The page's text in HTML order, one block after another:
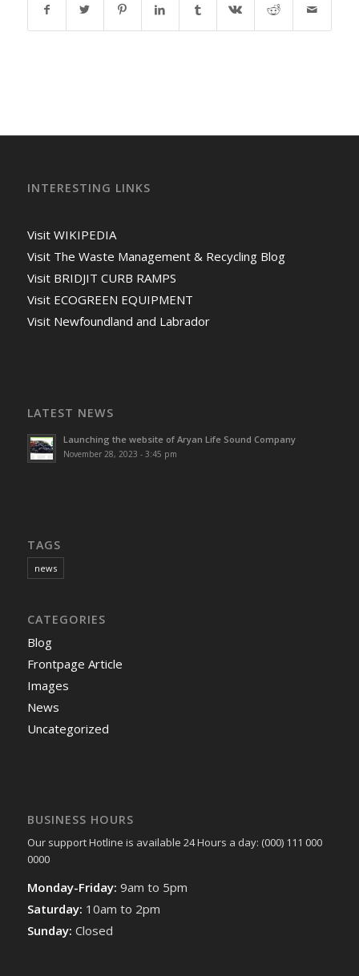
INTERESTING LINKS
Visit WIKIPEDIA
Visit The Waste Management & Recycling Blog
Visit BRIDJIT CURB RAMPS
Visit ECOGREEN EQUIPMENT
Visit Newfoundland and Labrador
LATEST NEWS
Launching the website of Aryan Life Sound Company
November 28, 2023 - 3:45 pm
TAGS
news
CATEGORIES
Blog
Frontpage Article
Images
News
Uncategorized
BUSINESS HOURS
Our support Hotline is available 24 Hours a day: (000) 111 000
0000
Monday-Friday: 9am to 5pm
Saturday: 10am to 2pm
Sunday: Closed